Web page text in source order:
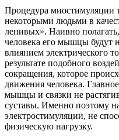
Процедура миостимуляции
некоторыми людьми в
ленивых». Наивно
человека его мышцы будут
влиянием электрического
результате подобного
сокращения, которое
движения человека.
мышцы и связки не
суставы. Именно поэтому
электростимуляции, не
физическую нагрузку.